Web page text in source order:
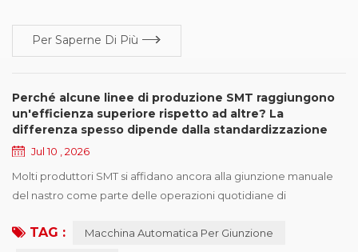
Per Saperne Di Più
Perché alcune linee di produzione SMT raggiungono
un'efficienza superiore rispetto ad altre? La
differenza spesso dipende dalla standardizzazione
della giunzione dei nastri
Jul 10 , 2026
Molti produttori SMT si affidano ancora alla giunzione manuale
del nastro come parte delle operazioni quotidiane di
modello di produzione, macchine pick-and-place simili e
TAG : Macchina Automatica Per Giunzione